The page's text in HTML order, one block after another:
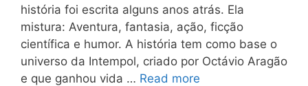
história foi escrita alguns anos atrás. Ela
mistura: Aventura, fantasia, ação, ficção
científica e humor. A história tem como base o
universo da Intempol, criado por Octávio Aragão
e que ganhou vida … Read more